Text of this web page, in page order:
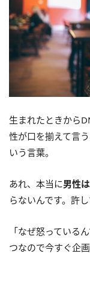
生まれたときから
性が口を揃えて言
いう言葉。
あれ、本当に男性
らないんです。許し
「なぜ怒っている
つなので今すぐ企